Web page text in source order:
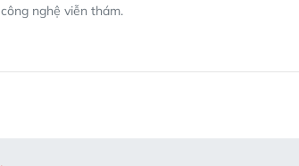
công nghệ viễn thám.